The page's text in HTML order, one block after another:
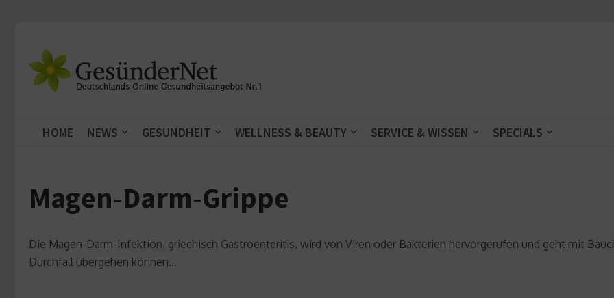
HOME NEWS GESUNDHEIT WELLNESS & BEAUTY SERVICE & WISSEN SPECIALS
Magen-Darm-Grippe
Die Magen-Darm-Infektion, griechisch Gastroenteritis, wird von Viren oder Bakterien hervorgerufen und geht mit
Durchfall übergehen können…